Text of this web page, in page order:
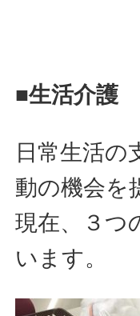
■生活介護
日常生活の
動の機会を
現在、３つ
います。